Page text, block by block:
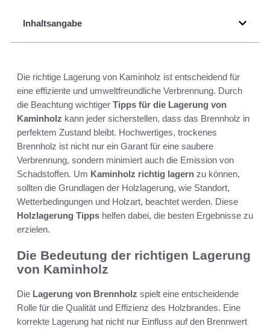
Inhaltsangabe
Die richtige Lagerung von Kaminholz ist entscheidend für
eine effiziente und umweltfreundliche Verbrennung. Durch
die Beachtung wichtiger Tipps für die Lagerung von
Kaminholz kann jeder sicherstellen, dass das Brennholz in
perfektem Zustand bleibt. Hochwertiges, trockenes
Brennholz ist nicht nur ein Garant für eine saubere
Verbrennung, sondern minimiert auch die Emission von
Schadstoffen. Um Kaminholz richtig lagern zu können,
sollten die Grundlagen der Holzlagerung, wie Standort,
Wetterbedingungen und Holzart, beachtet werden. Diese
Holzlagerung Tipps helfen dabei, die besten Ergebnisse zu
erzielen.
Die Bedeutung der richtigen Lagerung
von Kaminholz
Die Lagerung von Brennholz spielt eine entscheidende
Rolle für die Qualität und Effizienz des Holzbrandes. Eine
korrekte Lagerung hat nicht nur Einfluss auf den Brennwert